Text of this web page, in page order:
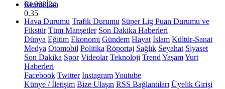
64.998,24
0.35
Resmi İlan
Hava Durumu Trafik Durumu Süper Lig Puan Durumu ve
Fikstür Tüm Manşetler Son Dakika Haberleri
Dünya Eğitim Ekonomi Gündem Hayat İslam Kültür-Sanat
Medya Otomobil Politika Röportaj Sağlık Seyahat Siyaset
Son Dakika Spor Videolar Teknoloji Trend YaşamYurt
Haberleri
Facebook Twitter InstagramYoutube
Künye / İletişim Bize Ulaşın RSS Bağlantıları Üyelik Girişi